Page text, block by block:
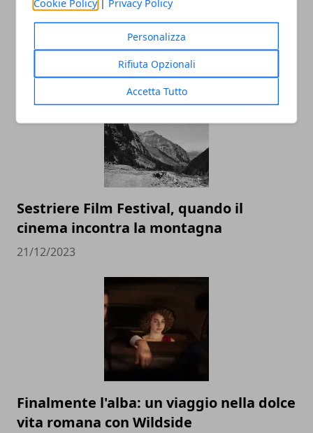
Personalizza
Rifiuta Opzionali
Accetta Tutto
ARTICOLI CORRELATI
Sestriere Film Festival, quando il
cinema incontra la montagna
21/12/2023
Finalmente l'alba: un viaggio nella dolce
vita romana con Wildside